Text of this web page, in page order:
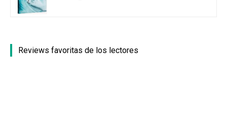
Reviews favoritas de los lectores